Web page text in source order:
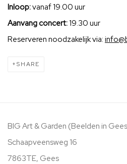
Inloop:vanaf 19.00 uur
Aanvang concert:19.30 uur
Reserveren noodzakelijk via:
SHARE
BIG Art & Garden (Beelden in
Schaapveensweg 16
7863TE, Gees